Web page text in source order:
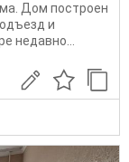
Дом построен
и
недавно...